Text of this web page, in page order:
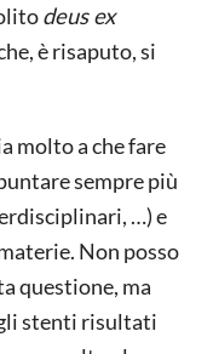
deus ex
è risaputo, si
molto a che fare
sempre più
…) e
Non posso
questione, ma
stenti risultati